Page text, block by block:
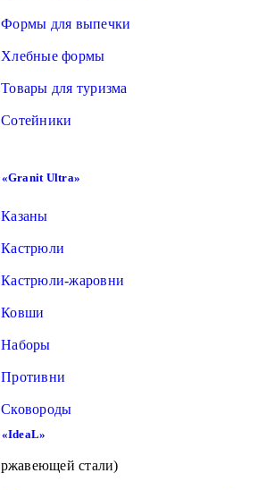
Формы для выпечки
Хлебные формы
Товары для туризма
Сотейники
Ultra»
Казаны
Кастрюли
Кастрюли-жаровни
Ковши
Наборы
Противни
Сковороды
стали)